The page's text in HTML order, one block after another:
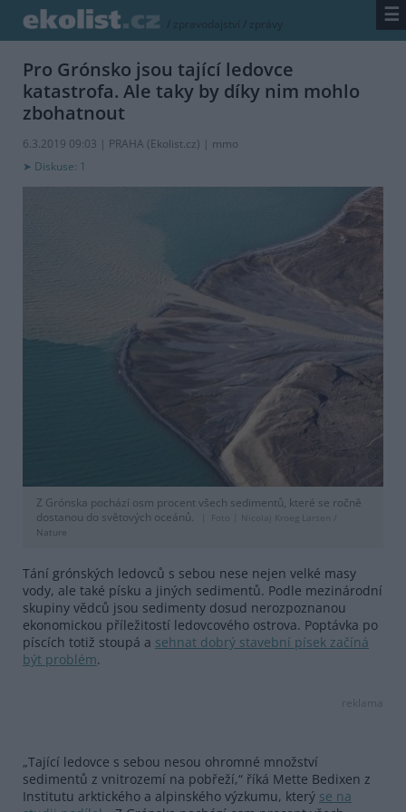
/ zpravodajství / zprávy ☰
Pro Grónsko jsou tající ledovce
katastrofa. Ale taky by díky nim mohlo
zbohatnout
6.3.2019 09:03 | PRAHA (Ekolist.cz) | mmo
Diskuse: 1
Z Grónska pochází osm procent všech sedimentů, které se ročně
dostanou do světových oceánů.
Foto |
Nicolaj Kroeg Larsen /
Nature
Tání grónských ledovců s sebou nese nejen velké masy
vody, ale také písku a jiných sedimentů. Podle mezinárodní
skupiny vědců jsou sedimenty dosud nerozpoznanou
ekonomickou příležitostí ledovcového ostrova. Poptávka po
píscích totiž stoupá a sehnat dobrý stavební písek začíná
být problém.
reklama
„Tající ledovce s sebou nesou ohromné množství
sedimentů z vnitrozemí na pobřeží,“ říká Mette Bedixen z
Institutu arktického a alpinského výzkumu, který se na